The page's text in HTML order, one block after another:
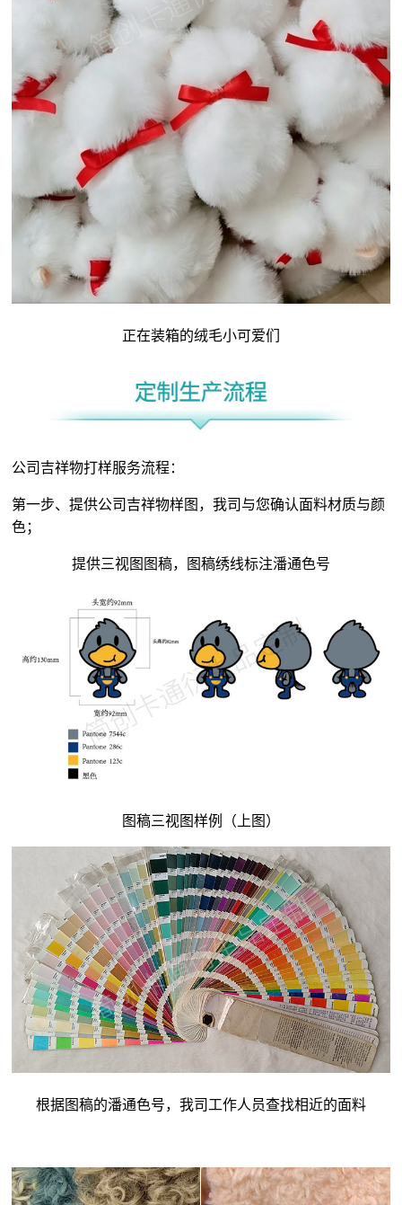
正在装箱的绒毛小可爱们
公司吉祥物打样服务流程：
第一步、提供公司吉祥物样图，我司与您确认面料材质与颜
色；
提供三视图图稿，图稿绣线标注潘通色号
图稿三视图样例（上图）
根据图稿的潘通色号，我司工作人员查找相近的面料